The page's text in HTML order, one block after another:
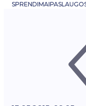
SPRENDIMAI